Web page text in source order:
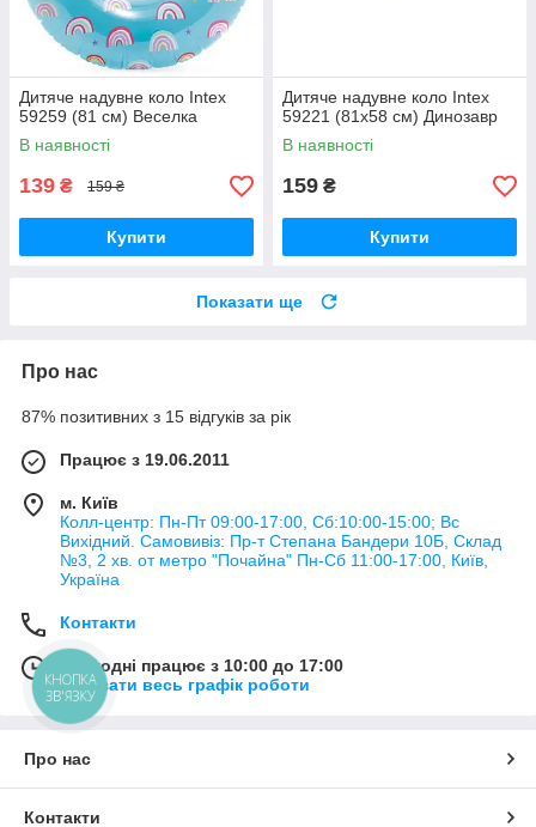
Дитяче надувне коло Intex
59259 (81 см) Веселка
В наявності
139 ₴ 159 ₴
Купити
Дитяче надувне коло Intex
59221 (81х58 см) Динозавр
В наявності
159 ₴
Купити
Показати ще
Про нас
87% позитивних з 15 відгуків за рік
Працює з 19.06.2011
м. Київ
Колл-центр: Пн-Пт 09:00-17:00, Сб:10:00-15:00; Вс
Вихідний. Самовивіз: Пр-т Степана Бандери 10Б, Склад
№3, 2 хв. от метро "Почайна" Пн-Cб 11:00-17:00, Київ,
Україна
Контакти
Сьогодні працює з 10:00 до 17:00
Показати весь графік роботи
Про нас
Контакти
КНОПКА
ЗВ'ЯЗКУ